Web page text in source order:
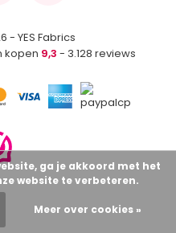
- YES Fabrics
kopen 9,3 - 3.128 reviews
ga je akkoord met het
website te verbeteren.
Meer over cookies »